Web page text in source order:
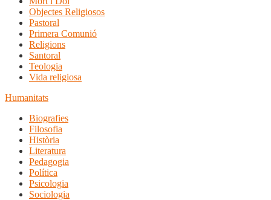
Objectes Religiosos
Pastoral
Primera Comunió
Religions
Santoral
Teologia
Vida religiosa
Humanitats
Biografies
Filosofia
Història
Literatura
Pedagogia
Política
Psicologia
Sociologia